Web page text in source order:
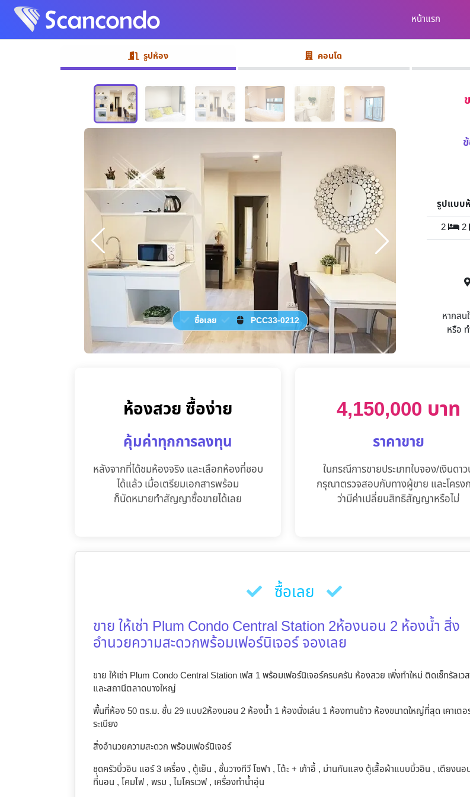
หน้าแรก
รูปห้อง คอนโด
ซื้อเลย PCC33-0212
รูปแบบ
2
2
หากสน
หรือ
ห้องสวย ซื้อง่าย
คุ้มค่าทุกการลงทุน
หลังจากที่ได้ชมห้องจริง และเลือกห้องที่ชอบ
ได้แล้ว เมื่อเตรียมเอกสารพร้อม
ก็นัดหมายทำสัญญาซื้อขายได้เลย
4,150,000 บาท
ราคาขาย
ในกรณีการขายประเภทใบจอง/เงินดา
กรุณาตรวจสอบกับทางผู้ขาย และโครง
ว่ามีค่าเปลี่ยนสิทธิสัญญาหรือไม่
ซื้อเลย
ขาย ให้เช่า Plum Condo Central Station 2ห้องนอน 2 ห้องน้ำ สิ่ง
อำนวยความสะดวกพร้อมเฟอร์นิเจอร์ จองเลย
ขาย ให้เช่า Plum Condo Central Station เฟส 1 พร้อมเฟอร์นิเจอร์ครบครัน ห้องสวย เพิ่งทำใหม่ ติดเซ็ทรัลเว
และสถานีตลาดบางใหญ่
พื้นที่ห้อง 50 ตร.ม. ชั้น 29 แบบ2ห้องนอน 2 ห้องน้ำ 1 ห้องนั่งเล่น 1 ห้องทานข้าว ห้องขนาดใหญ่ที่สุด เคาเตอ
ระเบียง
สิ่งอำนวยความสะดวก พร้อมเฟอร์นิเจอร์
ชุดครัวบิ้วอิน แอร์ 3 เครื่อง , ตู้เย็น , ชั้นวางทีวี โซฟา , โต้ะ + เก้าอี้ , ม่านกันแสง ตู้เสื้อผ้าแบบบิ้วอิน , เตียงน
ที่นอน , โคมไฟ , พรม , ไมโครเวฟ , เครื่องทำน้ำอุ่น